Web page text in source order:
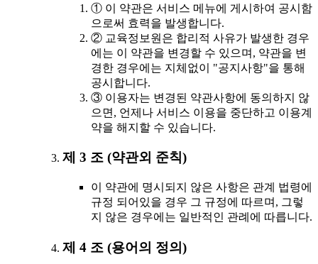
① 이 약관은 서비스 메뉴에 게시하여 공시함
으로써 효력을 발생합니다.
② 교육정보원은 합리적 사유가 발생한 경우
에는 이 약관을 변경할 수 있으며, 약관을 변
경한 경우에는 지체없이 "공지사항"을 통해
공시합니다.
③ 이용자는 변경된 약관사항에 동의하지 않
으면, 언제나 서비스 이용을 중단하고 이용계
약을 해지할 수 있습니다.
제 3 조 (약관외 준칙)
이 약관에 명시되지 않은 사항은 관계 법령에
규정 되어있을 경우 그 규정에 따르며, 그렇
지 않은 경우에는 일반적인 관례에 따릅니다.
제 4 조 (용어의 정의)